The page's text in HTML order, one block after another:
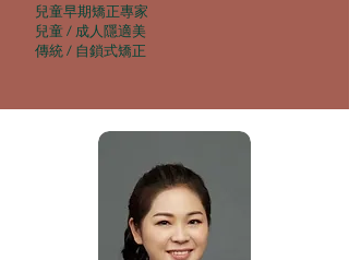
兒童早期矯正專家
兒童 / 成人隱適美
傳統 / 自鎖式矯正